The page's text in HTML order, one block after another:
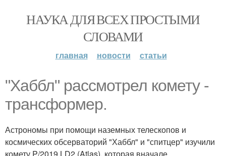
НАУКА ДЛЯ ВСЕХ ПРОСТЫМИ
СЛОВАМИ
главная новости статьи
"Хаббл" рассмотрел комету -
трансформер.
Астрономы при помощи наземных телескопов и
космических обсерваторий "Хаббл" и "спитцер" изучили